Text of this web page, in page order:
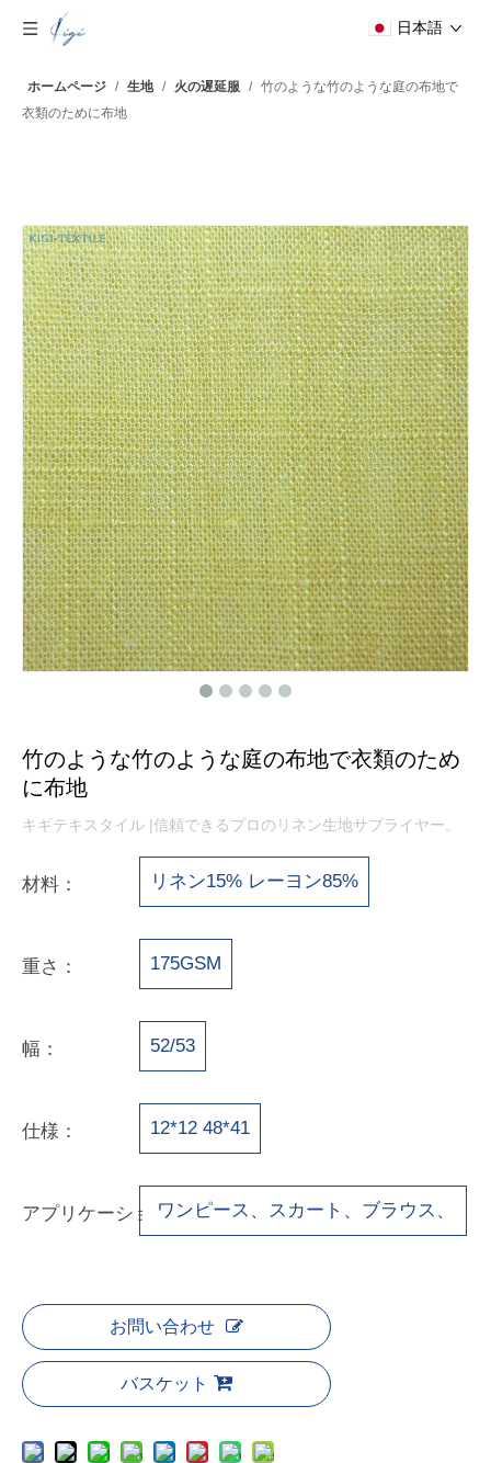
日本語
ホームページ / 生地 / 火の遅延服 / 竹のような竹のような庭の布地で
衣類のために布地
竹のような竹のような庭の布地で衣類のため
に布地
キギテキスタイル |信頼できるプロのリネン生地サプライヤー。
材料： リネン15% レーヨン85%
重さ： 175GSM
幅： 52/53
仕様： 12*12 48*41
アプリケーション：ワンピース、スカート、ブラウス、
お問い合わせ
バスケット